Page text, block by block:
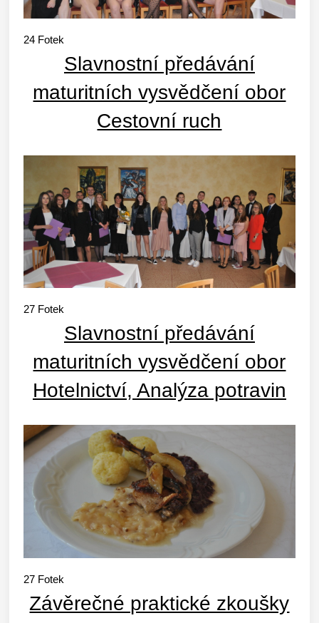
24 Fotek
Slavnostní předávání
maturitních vysvědčení obor
Cestovní ruch
27 Fotek
Slavnostní předávání
maturitních vysvědčení obor
Hotelnictví, Analýza potravin
27 Fotek
Závěrečné praktické zkoušky